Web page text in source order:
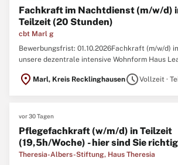
Fachkraft im Nachtdienst (m/w/d)
Teilzeit (20 Stunden)
cbt Marl g
Bewerbungsfrist: 01.10.2026Fachkraft (m/w/d)
unsere dezentrale intensive Wohnform Haus
Trägergesellschaft Marl gemeinnützige GmbH
location_on Marl, Kreis RecklinghausenscheduleVollzeit ·
vor 30 Tagen
Pflegefachkraft (w/m/d) in Teilzeit
(19,5h/Woche) - hier sind Sie
Theresia-Albers-Stiftung, Haus Theresia